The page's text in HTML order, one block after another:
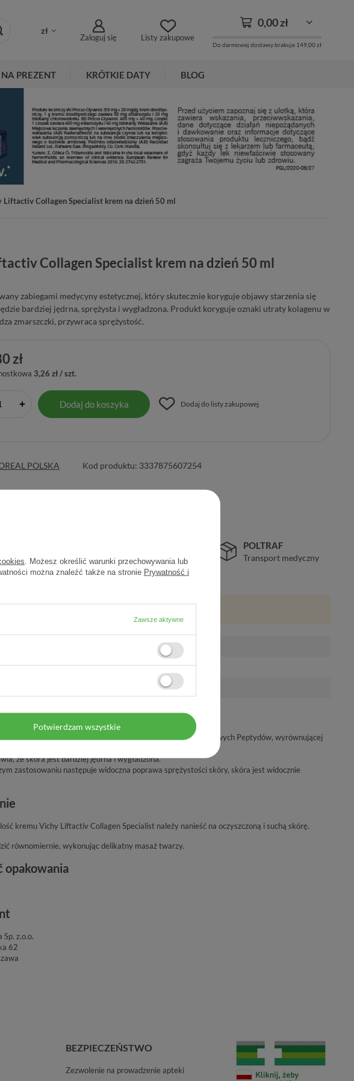
zł
Zaloguj się Listy zakupowe
0,00 zł
Do darmowej dostawy brakuje 149,00 zł
PREZENT KRÓTKIE DATY BLOG
Liftactiv Collagen Specialist krem na dzień 50 ml
Collagen Specialist krem na dzień 50 ml
zabiegami medycyny estetycznej, który skutecznie koryguje objawy starzenia się
bardziej jędrna, sprężysta i wygładzona. Produkt koryguje oznaki utraty kolagenu w
zmarszczki, przywraca sprężystość.
zł
3,26 zł / szt.
+ Dodaj do koszyka Dodaj do listy zakupowej
POLSKA Kod produktu: 3337875607254
klientów Certyfikat SSL
POLTRAF
Transport medyczny
twarzy.
koloryt skóry.
połączenie dwóch wyselekcjonowanych przeciwzmarszczkowych Peptydów, wyrównującej
że skóra jest bardziej jędrna i wygładzona.
zastosowaniu następuje widoczna poprawa sprężystości skóry, skóra jest widocznie
kremu Vichy Liftactiv Collagen Specialist należy nanieść na oczyszczoną i suchą skórę.
równomiernie, wykonując delikatny masaż twarzy.
opakowania
Sp. z.o.o.
62
BEZPIECZEŃSTWO
Zezwolenie na prowadzenie apteki
. Możesz określić warunki przechowywania lub
można znaleźć także na stronie Prywatność i
Zawsze aktywne
Potwierdzam wszystkie